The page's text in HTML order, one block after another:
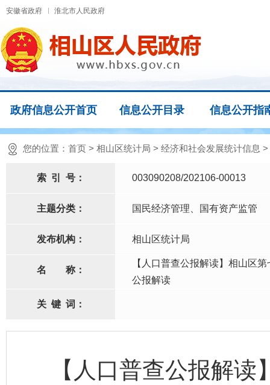
安徽省政府 淮北市人民政府
政府信息公开首页 信息公开目录 信息公开指
您的位置： 首页 > 相山区统计局 > 经济和社会发展统计信息 >
索 引 号： 003090208/202106-00013
主题分类： 国民经济管理、国有资产监管
发布机构： 相山区统计局
名 称：
【人口普查公报解读】相山区
公报解读
关 键 词：
【人口普查公报解